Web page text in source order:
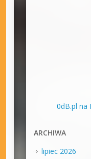
0dB.pl na
ARCHIWA
lipiec 2026